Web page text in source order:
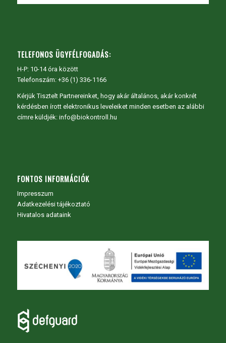
TELEFONOS ÜGYFÉLFOGADÁS:
H-P: 10-14 óra között
Telefonszám: +36 (1) 336-1166
Kérjük Tisztelt Partnereinket, hogy akár általános, akár konkrét
kérdésben írott elektronikus leveleiket minden esetben az alábbi
címre küldjék: info@biokontroll.hu
FONTOS INFORMÁCIÓK
Impresszum
Adatkezelési tájékoztató
Hivatalos adataink